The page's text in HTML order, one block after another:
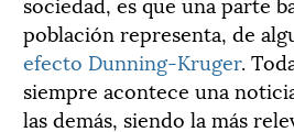
población representa, de
efecto Dunning-Kruger.
siempre acontece una
las demás, siendo la más